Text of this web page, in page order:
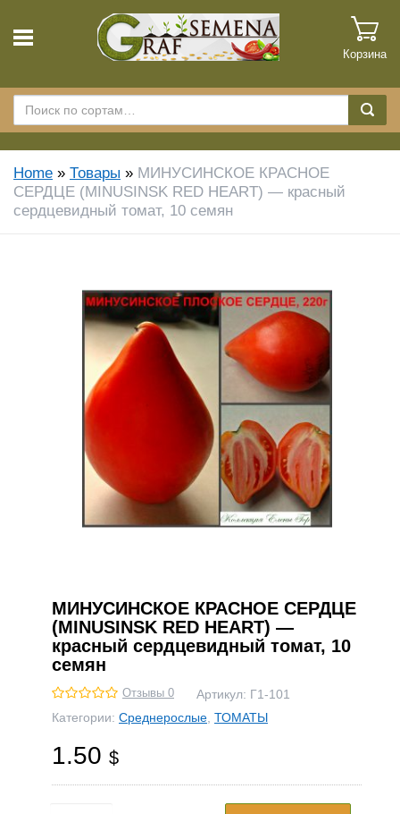
Корзина
Home » Товары » МИНУСИНСКОЕ КРАСНОЕ
СЕРДЦЕ (MINUSINSK RED HEART) — красный
сердцевидный томат, 10 семян
МИНУСИНСКОЕ КРАСНОЕ СЕРДЦЕ
(MINUSINSK RED HEART) —
красный сердцевидный томат, 10
семян
Отзывы 0 Артикул: Г1-101
Категории: Среднерослые ТОМАТЫ
1.50 $